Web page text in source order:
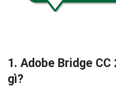
1. Adobe Bridge CC
gì?